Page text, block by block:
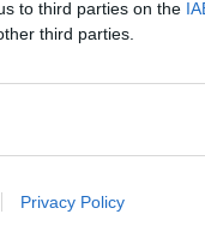
to third parties on the
third parties.
Privacy Policy
Antonescu
Uniunii.
liberalilor,